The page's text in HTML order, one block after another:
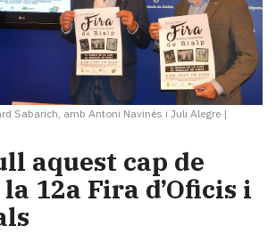
Sabarich, amb Antoni Navinés i Juli Alegre |
aquest cap de
12a Fira d’Oficis i